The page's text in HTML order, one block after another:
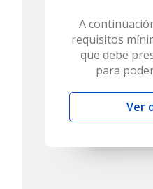
A
requisitos
que debe
para
Ver